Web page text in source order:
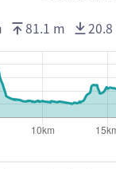
81.1 m